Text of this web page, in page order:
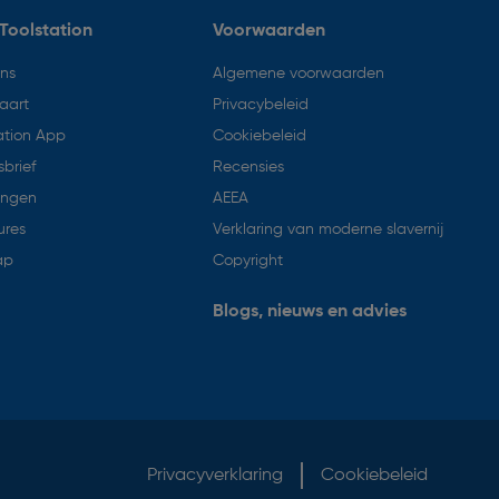
App
Voorwaarden
Algemene voorwaarden
Privacybeleid
Cookiebeleid
Recensies
AEEA
Verklaring van moderne slavernij
Copyright
Blogs, nieuws en advies
Privacyverklaring Cookiebeleid